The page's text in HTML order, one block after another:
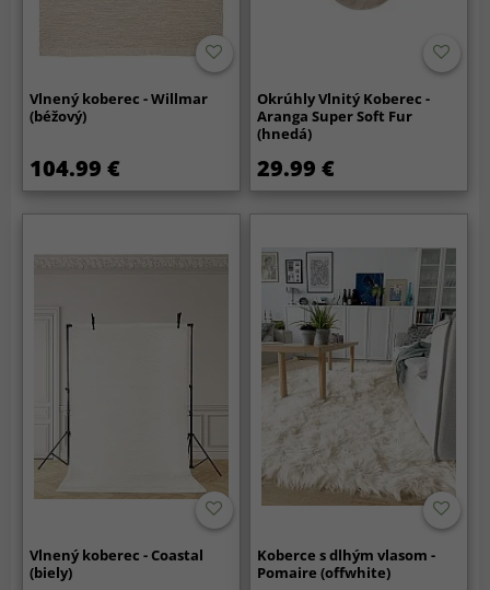
Vlnený koberec - Willmar
(béžový)
104.99 €
Okrúhly Vlnitý Koberec -
Aranga Super Soft Fur
(hnedá)
29.99 €
Vlnený koberec - Coastal
(biely)
Koberce s dlhým vlasom -
Pomaire (offwhite)